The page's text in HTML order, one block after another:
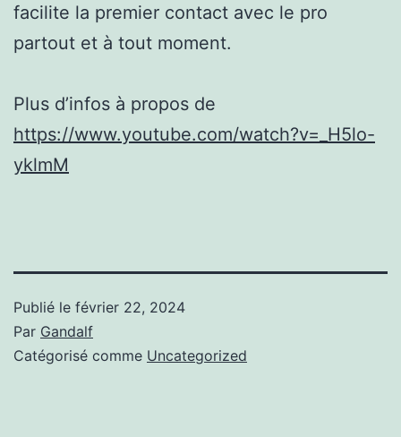
facilite la premier contact avec le pro
partout et à tout moment.
Plus d’infos à propos de
https://www.youtube.com/watch?v=_H5lo-
yklmM
Publié le février 22, 2024
Par Gandalf
Catégorisé comme Uncategorized